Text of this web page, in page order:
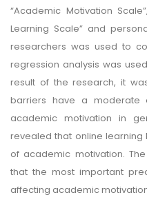
“Academic Motivation
Learning Scale” and
researchers was used to
regression analysis was
result of the research, it
barriers have a moderate
academic motivation in
revealed that online
of academic motivation.
that the most important
affecting academic